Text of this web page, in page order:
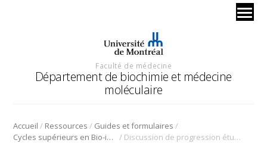
Faculté de médecine
Département de biochimie et médecine
moléculaire
Accueil / Ressources / Guides et formulaires /
Cycles supérieurs en Bio-informatique
/ Discussion de progression étudiant-codirecteur/parrain